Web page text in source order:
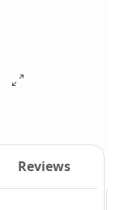
Reviews